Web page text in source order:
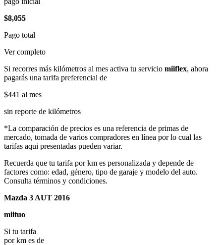
$8,055
Pago total
Ver completo
Si recorres más kilómetros al mes activa tu servicio miiflex, ahora
pagarás una tarifa preferencial de
$441 al mes
sin reporte de kilómetros
*La comparación de precios es una referencia de primas de
mercado, tomada de varios compradores en línea por lo cual las
tarifas aqui presentadas pueden variar.
Recuerda que tu tarifa por km es personalizada y depende de
factores como: edad, género, tipo de garaje y modelo del auto.
Consulta términos y condiciones.
Mazda 3 AUT 2016
miituo
Si tu tarifa
por km es de